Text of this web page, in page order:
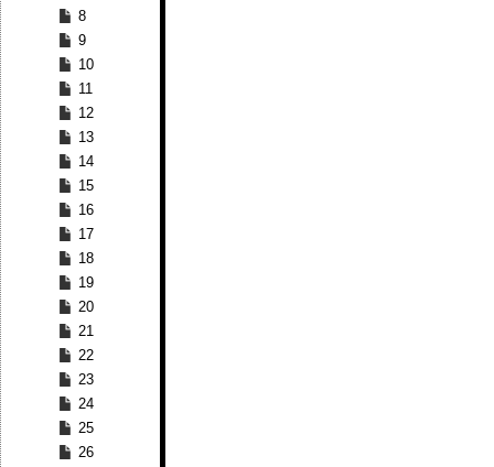
8
9
10
11
12
13
14
15
16
17
18
19
20
21
22
23
24
25
26